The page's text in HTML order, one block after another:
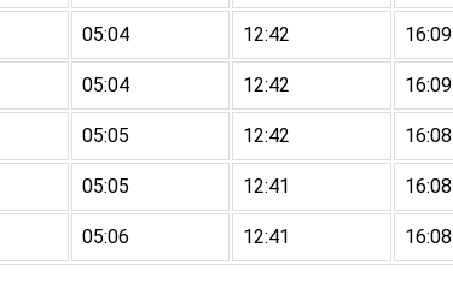
05:04 12:42 16:09
05:04 12:42 16:09
05:05 12:42 16:08
05:05 12:41 16:08
05:06 12:41 16:08